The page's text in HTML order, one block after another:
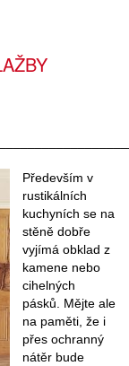
Především v
rustikálních
kuchyních se na
stěně dobře
vyjímá obklad z
kamene nebo
cihelných
pásků. Mějte ale
na paměti, že i
přes ochranný
nátěr bude